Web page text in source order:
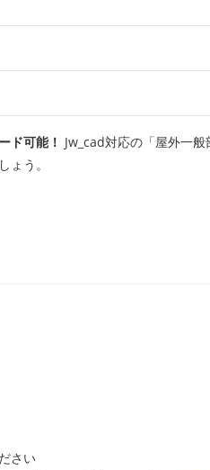
ド可能！ Jw_cad対応の「屋外一
ょう。
さい